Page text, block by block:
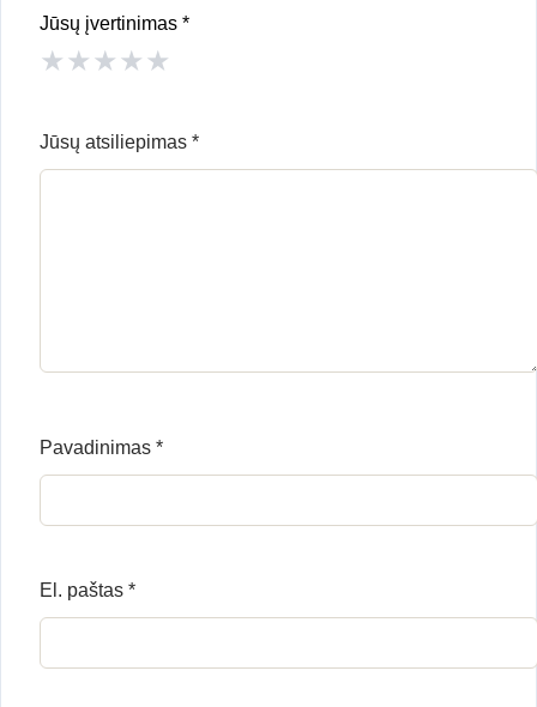
Jūsų įvertinimas *
★★★★★
Jūsų atsiliepimas *
Pavadinimas *
El. paštas *